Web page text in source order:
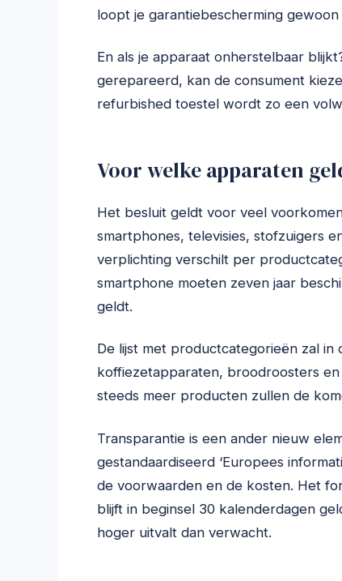
loopt je garantiebescherming gewoon
En als je apparaat onherstelbaar
gerepareerd, kan de consument
refurbished toestel wordt zo een
Voor welke apparaten
Het besluit geldt voor veel
smartphones, televisies, stofzuigers
verplichting verschilt per
smartphone moeten zeven jaar
geldt.
De lijst met productcategorieën zal
koffiezetapparaten, broodroosters
steeds meer producten zullen de
Transparantie is een ander nieuw
gestandaardiseerd ‘Europees
de voorwaarden en de kosten. Het
blijft in beginsel 30 kalenderdagen
hoger uitvalt dan verwacht.